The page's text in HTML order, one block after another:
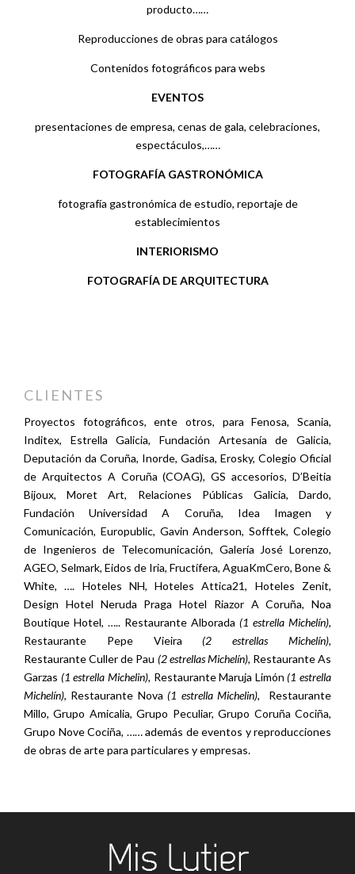
producto……
Reproducciones de obras para catálogos
Contenidos fotográficos para webs
EVENTOS
presentaciones de empresa, cenas de gala, celebraciones,
espectáculos,……
FOTOGRAFÍA GASTRONÓMICA
fotografía gastronómica de estudio, reportaje de
establecimientos
INTERIORISMO
FOTOGRAFÍA DE ARQUITECTURA
CLIENTES
Proyectos fotográficos, ente otros, para Fenosa, Scania,
Inditex, Estrella Galicia, Fundación Artesanía de Galicia,
Deputación da Coruña, Inorde, Gadisa, Erosky, Colegio Oficial
de Arquitectos A Coruña (COAG), GS accesorios, D’Beitia
Bijoux, Moret Art, Relaciones Públicas Galicia, Dardo,
Fundación Universidad A Coruña, Idea Imagen y
Comunicación, Europublic, Gavin Anderson, Sofftek, Colegio
de Ingenieros de Telecomunicación, Galería José Lorenzo,
AGEO, Selmark, Eidos de Iria, Fructífera, AguaKmCero, Bone &
White, …. Hoteles NH, Hoteles Attica21, Hoteles Zenit,
Design Hotel Neruda Praga Hotel Riazor A Coruña, Noa
Boutique Hotel, ….. Restaurante Alborada (1 estrella Michelín),
Restaurante Pepe Vieira(2 estrellas Michelín),
Restaurante Culler de Pau (2 estrellas Michelín), Restaurante As
Garzas (1 estrella Michelin), Restaurante Maruja Limón(1 estrella
Michelín), Restaurante Nova(1 estrella Michelin), Restaurante
Millo, Grupo Amicalia, Grupo Peculiar, Grupo Coruña Cociña,
Grupo Nove Cociña, …… además de eventos y reproducciones
de obras de arte para particulares y empresas.